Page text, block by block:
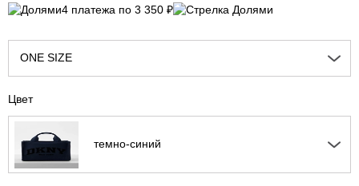
4 платежа по 3 350 ₽
ONE SIZE
Цвет
темно-синий